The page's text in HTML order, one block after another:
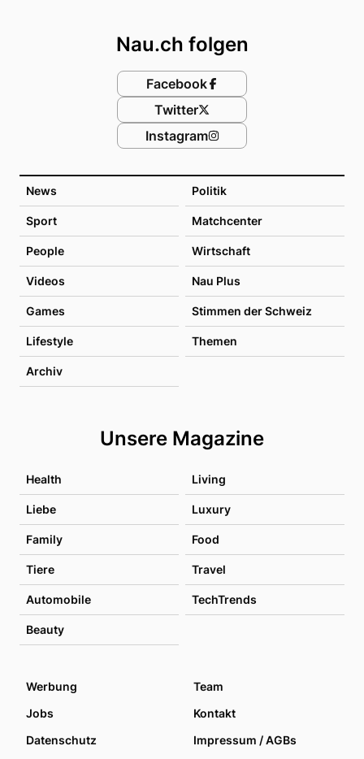
News Politik
Sport Matchcenter
People Wirtschaft
Videos Nau Plus
Games Stimmen der Schweiz
Lifestyle Themen
Archiv
Unsere Magazine
Health Living
Liebe Luxury
Family Food
Tiere Travel
Automobile TechTrends
Beauty
Nau.ch folgen
Facebook
Twitter
Instagram
Werbung
Team
Jobs
Kontakt
Datenschutz
Impressum / AGBs